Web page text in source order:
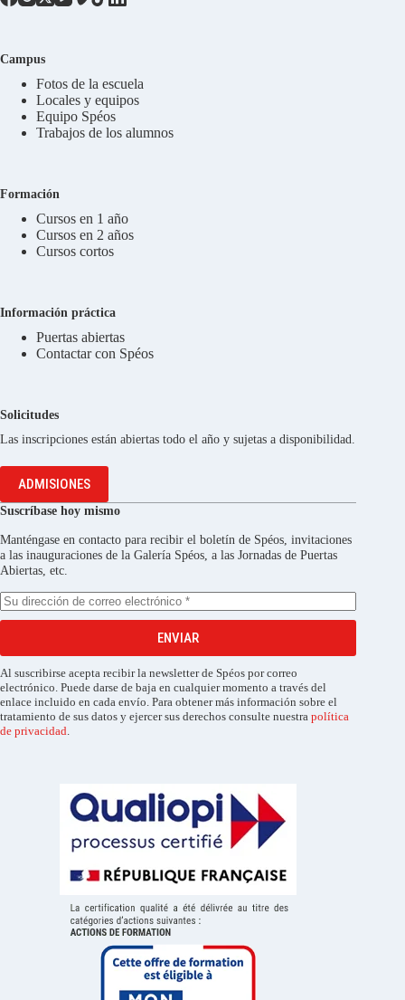
Campus
Fotos de la escuela
Locales y equipos
Equipo Spéos
Trabajos de los alumnos
Formación
Cursos en 1 año
Cursos en 2 años
Cursos cortos
Información práctica
Puertas abiertas
Contactar con Spéos
Solicitudes
Las inscripciones están abiertas todo el año y sujetas a disponibilidad.
ADMISIONES
Suscríbase hoy mismo
Manténgase en contacto para recibir el boletín de Spéos, invitaciones
a las inauguraciones de la Galería Spéos, a las Jornadas de Puertas
Abiertas, etc.
ENVIAR
Al suscribirse acepta recibir la newsletter de Spéos por correo
electrónico. Puede darse de baja en cualquier momento a través del
enlace incluido en cada envío. Para obtener más información sobre el
tratamiento de sus datos y ejercer sus derechos consulte nuestra política
de privacidad.